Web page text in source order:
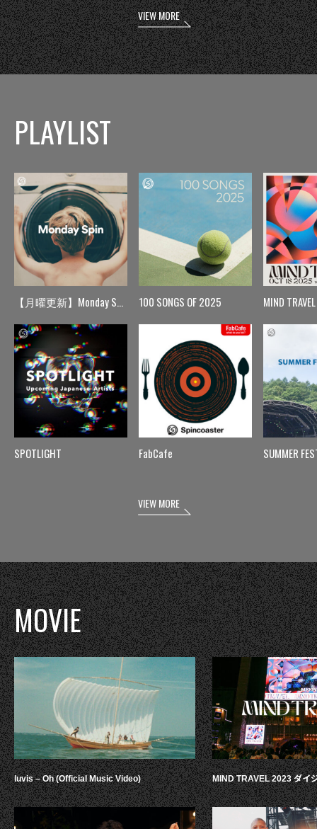
VIEW MORE
PLAYLIST
【月曜更新】Monday Spin
SPOTLIGHT
100 SONGS OF 2025
FabCafe
MIND TRAVEL
SUMMER
VIEW MORE
MOVIE
luvis – Oh (Official Music Video) MIND TRAVEL 2023 ダイ